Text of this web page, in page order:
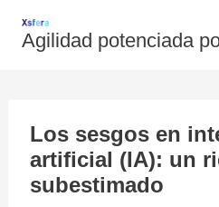
contenido
Agilidad potenciada
Los sesgos en
artificial (IA): un
subestimado